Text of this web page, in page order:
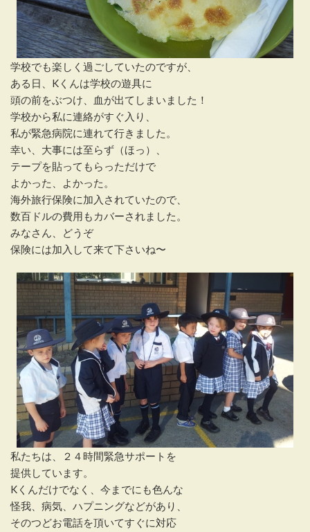
学校でも楽しく過ごしていたのですが、
ある日、Kくんは学校の遊具に
頭の前をぶつけ、血が出てしまいました！
学校から私に連絡がすぐ入り、
私が緊急病院に連れて行きました。
幸い、大事には至らず（ほっ）、
テープを貼ってもらっただけで
よかった、よかった。
海外旅行保険に加入されていたので、
数百ドルの費用もカバーされました。
みなさん、どうぞ
保険には加入して来て下さいね〜
私たちは、２４時間緊急サポートを
提供しています。
Kくんだけでなく、今までにも色んな
怪我、病気、ハプニングなどがあり、
そのつどお電話を頂いてすぐに対応